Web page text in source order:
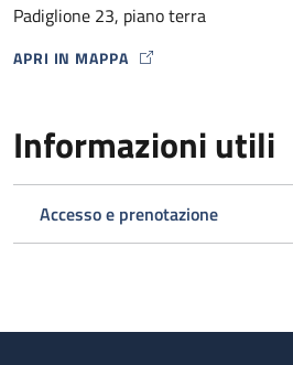
Padiglione 23, piano terra
APRI IN MAPPA
MAP ICON
Informazioni utili
Accesso e prenotazione